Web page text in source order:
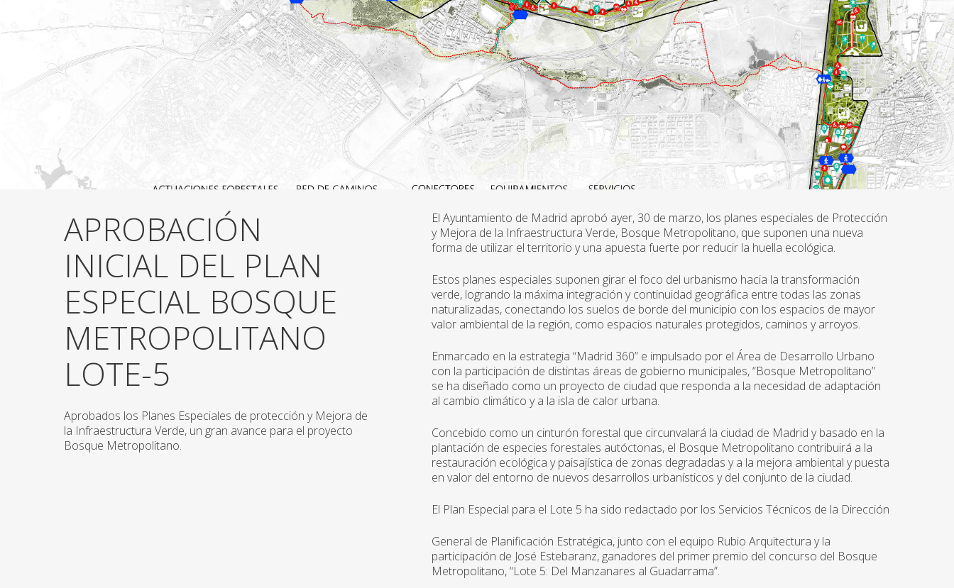
APROBACIÓN
INICIAL DEL PLAN
ESPECIAL BOSQUE
METROPOLITANO
LOTE-5
Aprobados los Planes Especiales de protección y Mejora de
la Infraestructura Verde, un gran avance para el proyecto
Bosque Metropolitano.
El Ayuntamiento de Madrid aprobó ayer, 30 de marzo, los planes especiales de Protección
y Mejora de la Infraestructura Verde, Bosque Metropolitano, que suponen una nueva
forma de utilizar el territorio y una apuesta fuerte por reducir la huella ecológica.
Estos planes especiales suponen girar el foco del urbanismo hacia la transformación
verde, logrando la máxima integración y continuidad geográfica entre todas las zonas
naturalizadas, conectando los suelos de borde del municipio con los espacios de mayor
valor ambiental de la región, como espacios naturales protegidos, caminos y arroyos.
Enmarcado en la estrategia “Madrid 360” e impulsado por el Área de Desarrollo Urbano
con la participación de distintas áreas de gobierno municipales, “Bosque Metropolitano”
se ha diseñado como un proyecto de ciudad que responda a la necesidad de adaptación
al cambio climático y a la isla de calor urbana.
Concebido como un cinturón forestal que circunvalará la ciudad de Madrid y basado en la
plantación de especies forestales autóctonas, el Bosque Metropolitano contribuirá a la
restauración ecológica y paisajística de zonas degradadas y a la mejora ambiental y puesta
en valor del entorno de nuevos desarrollos urbanísticos y del conjunto de la ciudad.
El Plan Especial para el Lote 5 ha sido redactado por los Servicios Técnicos de la Dirección
General de Planificación Estratégica, junto con el equipo Rubio Arquitectura y la
participación de José Estebaranz, ganadores del primer premio del concurso del Bosque
Metropolitano, “Lote 5: Del Manzanares al Guadarrama”.